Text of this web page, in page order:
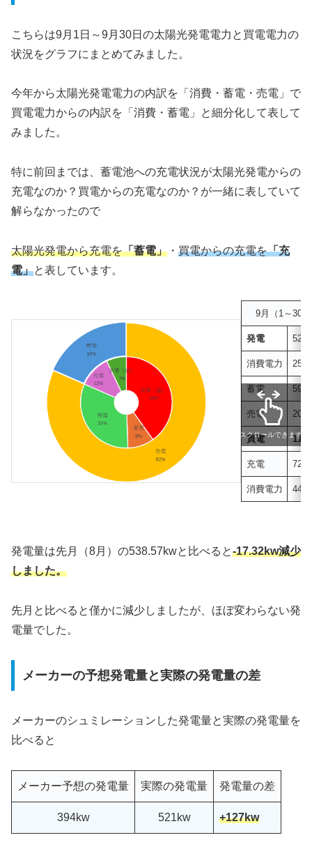
こちらは9月1日～9月30日の太陽光発電電力と買電電力の
状況をグラフにまとめてみました。
今年から太陽光発電電力の内訳を「消費・蓄電・売電」で
買電電力からの内訳を「消費・蓄電」と細分化して表して
みました。
特に前回までは、蓄電池への充電状況が太陽光発電からの
充電なのか？買電からの充電なのか？が一緒に表していて
解らなかったので
太陽光発電から充電を「蓄電」 ・ 買電からの充電を「充
電」と表しています。
9月（1～30
発電
消費電力
蓄電
売電
買電
充電
消費電力
スクロールできます
発電量は先月（8月）の538.57kwと比べると-17.32kw減少
しました。
先月と比べると僅かに減少しましたが、ほぼ変わらない発
電量でした。
メーカーの予想発電量と実際の発電量の差
メーカーのシュミレーションした発電量と実際の発電量を
比べると
メーカー予想の発電量 実際の発電量 発電量の差
394kw 521kw +127kw